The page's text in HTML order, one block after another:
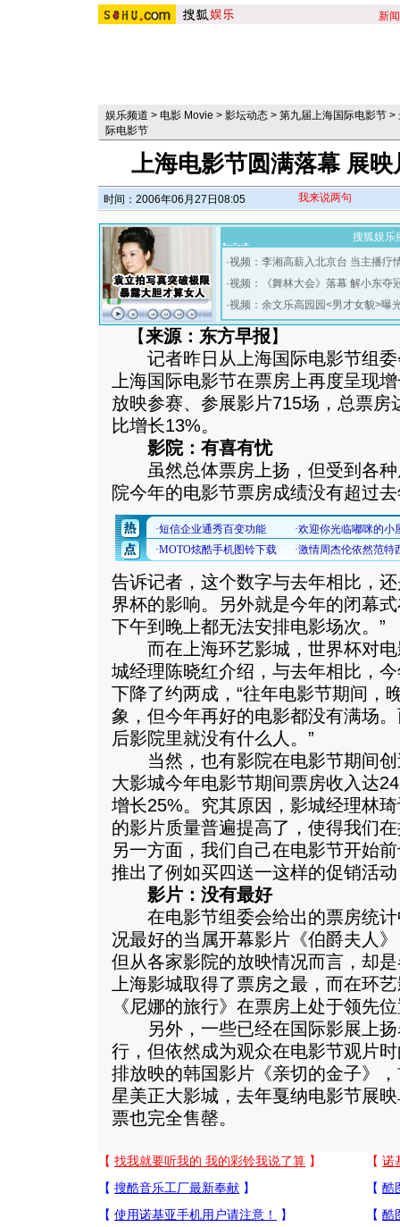
新闻
娱乐频道 > 电影 Movie > 影坛动态 > 第九届上海国际电影节 >
际电影节
上海电影节圆满落幕 展
时间：2006年06月27日08:05 我来说两句
搜狐娱乐
·视频：李湘高薪入北京台 当主播疗
·视频：《舞林大会》落幕 解小东夺
·视频：余文乐高园园<男才女貌>曝
【来源：东方早报】
记者昨日从上海国际电影节组委
上海国际电影节在票房上再度呈现
放映参赛、参展影片715场，总票房
比增长13%。
影院：有喜有忧
虽然总体票房上扬，但受到各种
院今年的电影节票房成绩没有超过
告诉记者，这个数字与去年相比，
界杯的影响。另外就是今年的闭幕
下午到晚上都无法安排电影场次。”
而在上海环艺影城，世界杯对电
城经理陈晓红介绍，与去年相比，
下降了约两成，“往年电影节期间，
象，但今年再好的电影都没有满场
后影院里就没有什么人。”
当然，也有影院在电影节期间创
大影城今年电影节期间票房收入达
增长25%。究其原因，影城经理林
的影片质量普遍提高了，使得我们
另一方面，我们自己在电影节开始
推出了例如买四送一这样的促销活
影片：没有最好
在电影节组委会给出的票房统计
况最好的当属开幕影片《伯爵夫人
但从各家影院的放映情况而言，却
上海影城取得了票房之最，而在环
《尼娜的旅行》在票房上处于领先
另外，一些已经在国际影展上扬
行，但依然成为观众在电影节观片
排放映的韩国影片《亲切的金子》
星美正大影城，去年戛纳电影节展
票也完全售罄。